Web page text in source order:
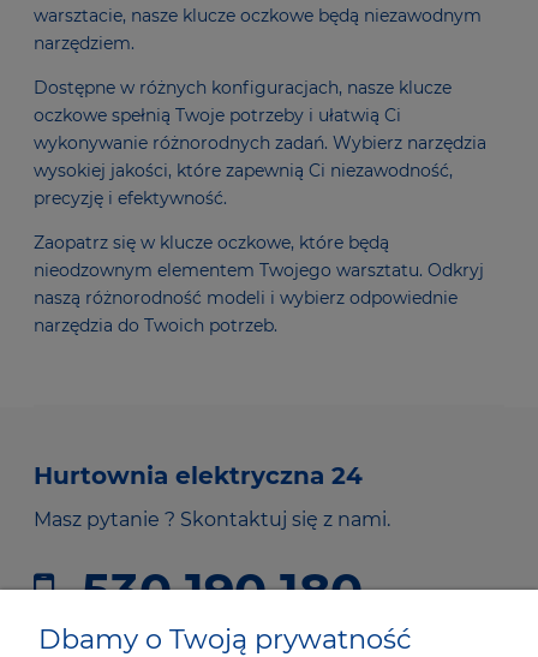
warsztacie, nasze klucze oczkowe będą niezawodnym
narzędziem.
Dostępne w różnych konfiguracjach, nasze klucze
oczkowe spełnią Twoje potrzeby i ułatwią Ci
wykonywanie różnorodnych zadań. Wybierz narzędzia
wysokiej jakości, które zapewnią Ci niezawodność,
precyzję i efektywność.
Zaopatrz się w klucze oczkowe, które będą
nieodzownym elementem Twojego warsztatu. Odkryj
naszą różnorodność modeli i wybierz odpowiednie
narzędzia do Twoich potrzeb.
Hurtownia elektryczna 24
Masz pytanie ? Skontaktuj się z nami.
530 190 180
sklep@he24.pl
Dbamy o Twoją prywatność